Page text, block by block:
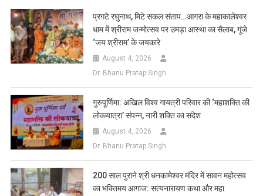
List
प्रगटे रघुनाथ, मिटे सकल संताप…आगरा के महाकालेश्वर
धाम में श्रीराम जन्मोत्सव पर उमड़ा आस्था का सैलाब, गूंजे
‘जय श्रीराम’ के जयकारे
August 4, 2026
Dr. Bhanu Pratap Singh
गुरुपूर्णिमा: अखिल विश्व गायत्री परिवार की ‘महाशक्ति की
लोकयात्रा’ संपन्न, नारी शक्ति का संदेश
August 4, 2026
Dr. Bhanu Pratap Singh
200 साल पुराने श्री धनकामेश्वर मंदिर में सावन महोत्सव
का भक्तिमय आगाज: सत्यनारायण कथा और महा